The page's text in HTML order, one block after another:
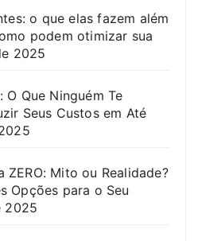
o que elas fazem além
podem otimizar sua
2025
O Que Ninguém Te
Seus Custos em Até
ZERO: Mito ou Realidade?
Opções para o Seu
2025